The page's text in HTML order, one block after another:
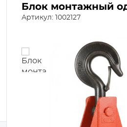
Блок монтажный
Артикул: 1002127